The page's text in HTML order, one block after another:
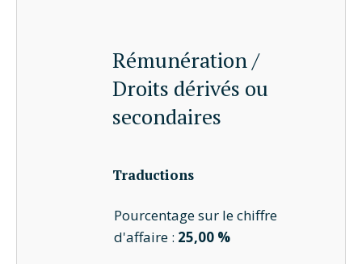
Rémunération /
Droits dérivés ou
secondaires
Traductions
Pourcentage sur le chiffre
d'affaire : 25,00 %